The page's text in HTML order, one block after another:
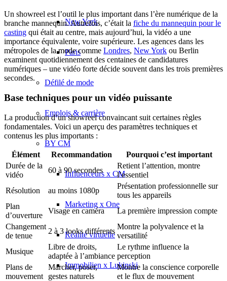
New York
Paris
Défilé de mode
Emplois & carrière
BY CM
Influenceurs x CM
Marketing x One
Réalité virtuelle
Immobilien x Lukinski
Un showreel est l’outil le plus important dans l’ère numérique de la
branche mannequin. Autrefois, c’était la fiche du mannequin pour le
casting qui était au centre, mais aujourd’hui, la vidéo a une
importance équivalente, voire supérieure. Les agences dans les
métropoles de la mode comme Londres, New York ou Berlin
examinent quotidiennement des centaines de candidatures
numériques – une vidéo forte décide souvent dans les trois premières
secondes.
Base techniques pour un vidéo puissante
La production d’un showreel convaincant suit certaines règles
fondamentales. Voici un aperçu des paramètres techniques et
contenus les plus importants :
Élément Recommandation
Pourquoi c’est important
Durée de la
vidéo
60 à 90 secondes
Retient l’attention, montre
l’essentiel
Résolution
au moins 1080p
Présentation professionnelle sur
tous les appareils
Plan
d’ouverture
Visage en caméra
La première impression compte
Changement
de tenue
2 à 3 looks différents
Montre la polyvalence et la
versatilité
Musique
Libre de droits,
adaptée à l’ambiance
Le rythme influence la
perception
Plans de
mouvement
Marcher, poser,
gestes naturels
Montre la conscience corporelle
et le flux de mouvement